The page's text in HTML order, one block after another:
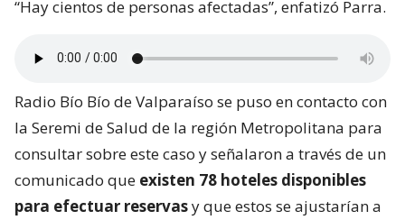
“Hay cientos de personas afectadas”, enfatizó Parra.
Radio Bío Bío de Valparaíso se puso en contacto con
la Seremi de Salud de la región Metropolitana para
consultar sobre este caso y señalaron a través de un
comunicado que existen 78 hoteles disponibles
para efectuar reservasy que estos se ajustarían a